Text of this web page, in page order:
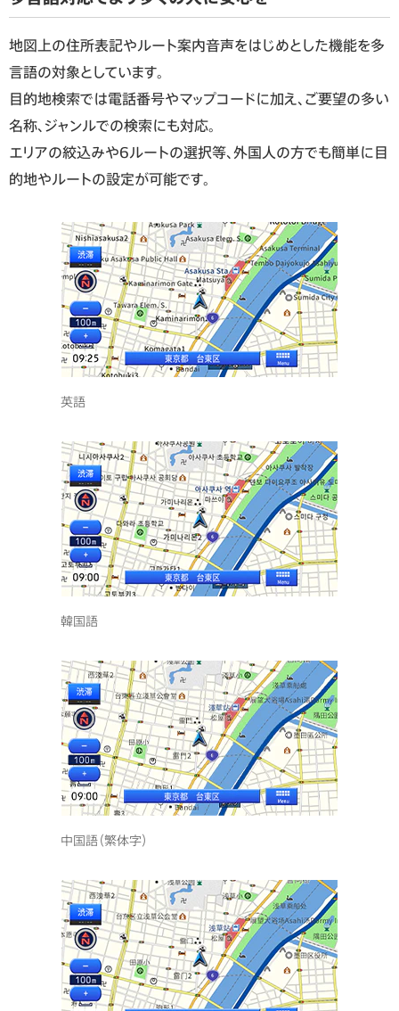
地図上の住所表記やルート案内音声をはじめとした機能を多
言語の対象としています。
目的地検索では電話番号やマップコードに加え、ご要望の多い
名称、ジャンルでの検索にも対応。
エリアの絞込みや6ルートの選択等、外国人の方でも簡単に目
的地やルートの設定が可能です。
英語
韓国語
中国語（繁体字）